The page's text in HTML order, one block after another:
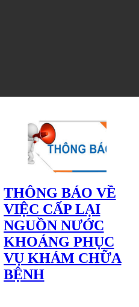
THÔNG BÁO VỀ
VIỆC CẤP LẠI
NGUỒN NƯỚC
KHOÁNG PHỤC
VỤ KHÁM CHỮA
BỆNH